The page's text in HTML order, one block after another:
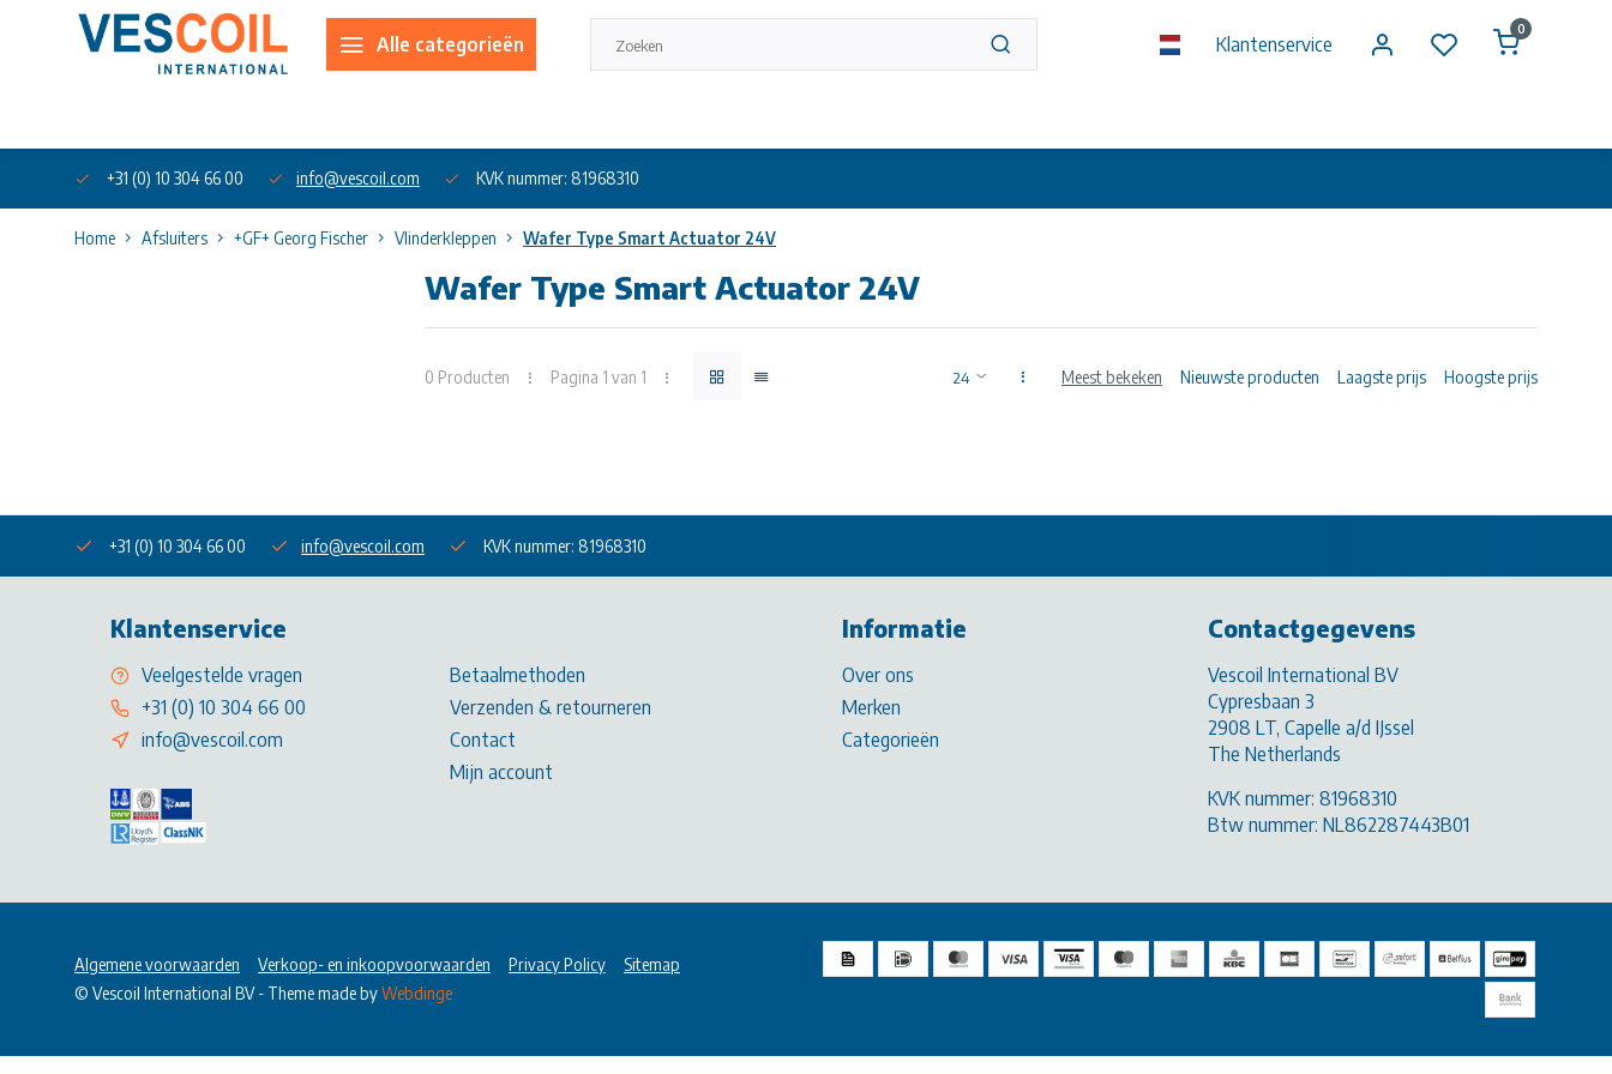
Alle categorieën Klantenservice
0
+31 (0) 10 304 66 00 info@vescoil.com KVK nummer: 81968310
Home Afsluiters +GF+ Georg Fischer Vlinderkleppen Wafer Type Smart Actuator 24V
Wafer Type Smart Actuator 24V
0 Producten Pagina 1 van 1 Meest bekeken Nieuwste producten Laagste prijs Hoogste prijs
+31 (0) 10 304 66 00 info@vescoil.com KVK nummer: 81968310
Klantenservice
Veelgestelde vragen
+31 (0) 10 304 66 00
info@vescoil.com
Betaalmethoden
Verzenden & retourneren
Contact
Mijn account
Informatie
Over ons
Merken
Categorieën
Contactgegevens
Vescoil International BV
Cypresbaan 3
2908 LT, Capelle a/d IJssel
The Netherlands
KVK nummer: 81968310
Btw nummer: NL862287443B01
Algemene voorwaarden Verkoop- en inkoopvoorwaarden Privacy Policy
Sitemap
© Vescoil International BV- Theme made byWebdinge